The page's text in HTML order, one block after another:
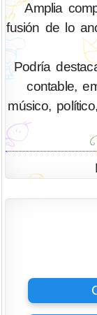
Amplia
fusión de lo
Podría
contable,
músico,